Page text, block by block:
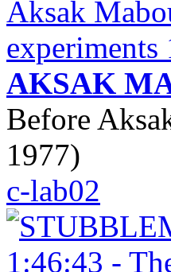
AKSAK
Before
1977)
c-lab02